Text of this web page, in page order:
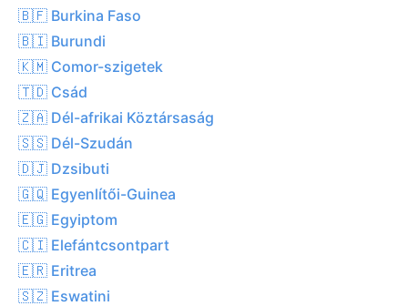
🇧🇫 Burkina Faso
🇧🇮 Burundi
🇰🇲 Comor-szigetek
🇹🇩 Csád
🇿🇦 Dél-afrikai Köztársaság
🇸🇸 Dél-Szudán
🇩🇯 Dzsibuti
🇬🇶 Egyenlítői-Guinea
🇪🇬 Egyiptom
🇨🇮 Elefántcsontpart
🇪🇷 Eritrea
🇸🇿 Eswatini